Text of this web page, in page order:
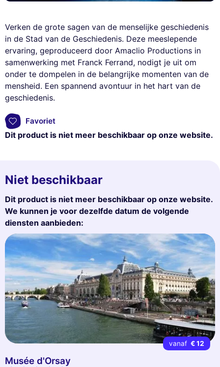
Verken de grote sagen van de menselijke geschiedenis
in de Stad van de Geschiedenis. Deze meeslepende
ervaring, geproduceerd door Amaclio Productions in
samenwerking met Franck Ferrand, nodigt je uit om
onder te dompelen in de belangrijke momenten van de
mensheid. Een spannend avontuur in het hart van de
geschiedenis.
Favoriet
Dit product is niet meer beschikbaar op onze website.
Niet beschikbaar
Dit product is niet meer beschikbaar op onze website.
We kunnen je voor dezelfde datum de volgende
diensten aanbieden:
vanaf € 12
Musée d'Orsay